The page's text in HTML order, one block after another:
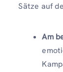
Sätze auf
Am